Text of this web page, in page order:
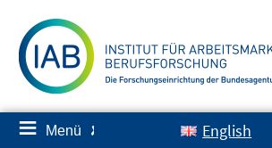
zum
Inhalt
≡ Menü ✘ English